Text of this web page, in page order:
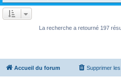
La recherche a retourné 197
Accueil du forum Supprimer